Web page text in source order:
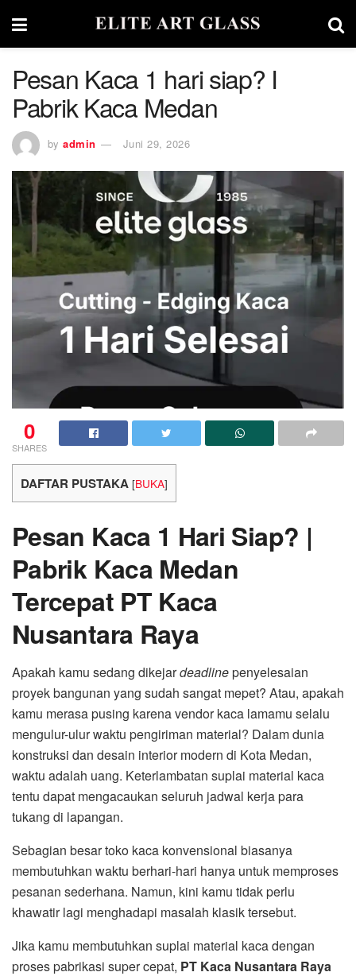
Pesan Kaca 1 hari siap? I
Pabrik Kaca Medan
by admin Juni 29, 2026
0
SHARES
DAFTAR PUSTAKA [BUKA]
Pesan Kaca 1 Hari Siap? |
Pabrik Kaca Medan
Tercepat PT Kaca
Nusantara Raya
Apakah kamu sedang dikejardeadlinepenyelesaian
proyek bangunan yang sudah sangat mepet? Atau, apakah
kamu merasa pusing karena vendor kaca lamamu selalu
mengulur-ulur waktu pengiriman material? Dalam dunia
konstruksi dan desain interior modern di Kota Medan,
waktu adalah uang. Keterlambatan suplai material kaca
tentu dapat mengacaukan seluruh jadwal kerja para
tukang di lapangan.
Sebagian besar toko kaca konvensional biasanya
membutuhkan waktu berhari-hari hanya untuk memproses
pesanan sederhana. Namun, kini kamu tidak perlu
khawatir lagi menghadapi masalah klasik tersebut.
Jika kamu membutuhkan suplai material kaca dengan
proses pabrikasi super cepat, PT Kaca Nusantara Raya